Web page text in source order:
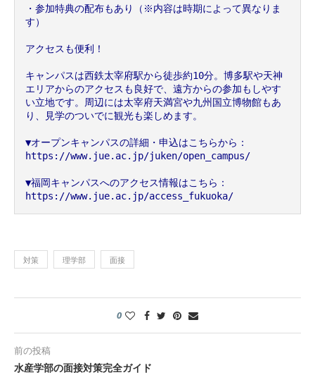
・参加特典の配布もあり（※内容は時期によって異なりま
す）
アクセスも便利！
キャンパスは西鉄太宰府駅から徒歩約10分。博多駅や天神
エリアからのアクセスも良好で、遠方からの参加もしやす
い立地です。周辺には太宰府天満宮や九州国立博物館もあ
り、見学のついでに観光も楽しめます。
▼オープンキャンパスの詳細・申込はこちらから：
https://www.jue.ac.jp/juken/open_campus/
▼福岡キャンパスへのアクセス情報はこちら：
https://www.jue.ac.jp/access_fukuoka/
対策 理学部 面接
0
前の投稿
水産学部の面接対策完全ガイド